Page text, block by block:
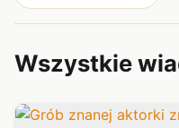
Wszystkie